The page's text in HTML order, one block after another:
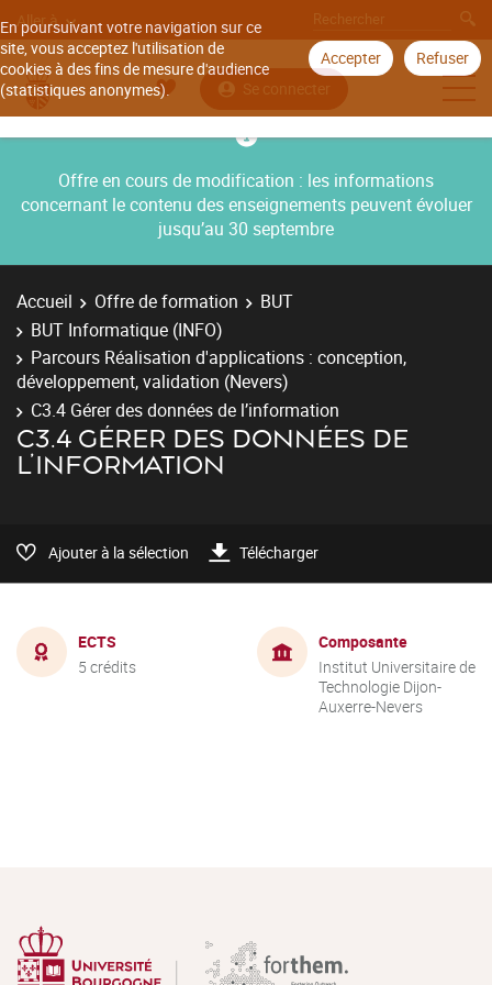
En poursuivant votre navigation sur ce
site, vous acceptez l'utilisation de
cookies à des fins de mesure d'audience
(statistiques anonymes).
Accepter Refuser
Aller à
Se connecter
Offre en cours de modification : les informations
concernant le contenu des enseignements peuvent évoluer
jusqu’au 30 septembre
Accueil Offre de formation
BUT
BUT Informatique (INFO)
Parcours Réalisation d'applications : conception,
développement, validation (Nevers)
C3.4 Gérer des données de l’information
C3.4 GÉRER DES DONNÉES DE
L’INFORMATION
Ajouter à la sélection Télécharger
ECTS
5 crédits
Composante
Institut Universitaire de
Technologie Dijon-
Auxerre-Nevers